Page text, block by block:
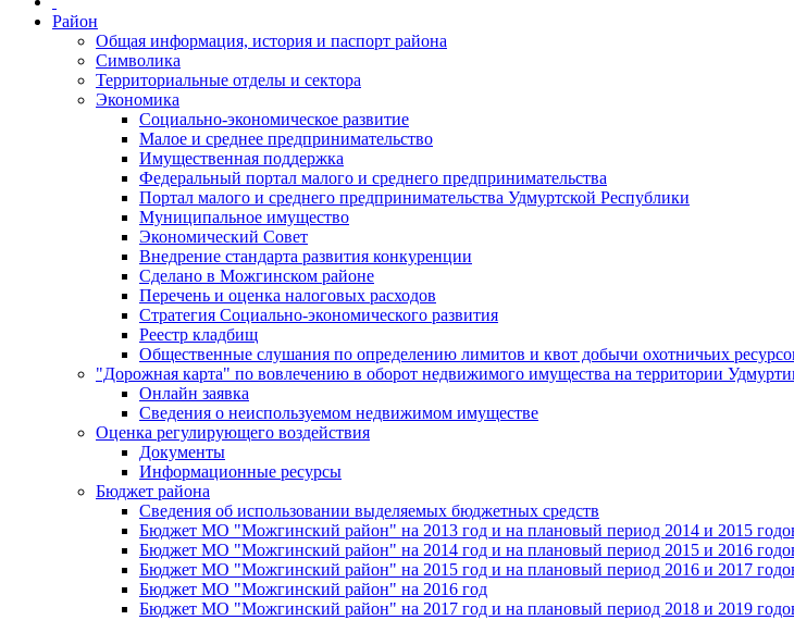
Район
Общая информация, история и паспорт района
Символика
Территориальные отделы и сектора
Экономика
Социально-экономическое развитие
Малое и среднее предпринимательство
Имущественная поддержка
Федеральный портал малого и среднего предпринимательства
Портал малого и среднего предпринимательства Удмуртской Республики
Муниципальное имущество
Экономический Совет
Внедрение стандарта развития конкуренции
Сделано в Можгинском районе
Перечень и оценка налоговых расходов
Стратегия Социально-экономического развития
Реестр кладбищ
Общественные слушания по определению лимитов и квот добычи охотничьих
"Дорожная карта" по вовлечению в оборот недвижимого имущества на территории
Онлайн заявка
Сведения о неиспользуемом недвижимом имуществе
Оценка регулирующего воздействия
Документы
Информационные ресурсы
Бюджет района
Сведения об использовании выделяемых бюджетных средств
Бюджет МО "Можгинский район" на 2013 год и на плановый период 2014 и 2015
Бюджет МО "Можгинский район" на 2014 год и на плановый период 2015 и 2016
Бюджет МО "Можгинский район" на 2015 год и на плановый период 2016 и 2017
Бюджет МО "Можгинский район" на 2016 год
Бюджет МО "Можгинский район" на 2017 год и на плановый период 2018 и 2019